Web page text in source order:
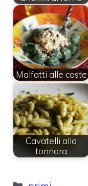
Malfatti alle coste
Cavatelli alla
tonnara